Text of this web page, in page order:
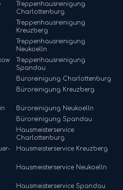
Treppenhausreinigung
Charlottenburg
Treppenhausreinigung
Kreuzberg
Treppenhausreinigung
Neukoelln
Treppenhausreinigung
Spandau
Büroreinigung Charlottenburg
Büroreinigung Kreuzberg
Büroreinigung Neukoelln
Büroreinigung Spandau
Hausmeisterservice
Charlottenburg
Hausmeisterservice Kreuzberg
Hausmeisterservice Neukoelln
Hausmeisterservice Spandau